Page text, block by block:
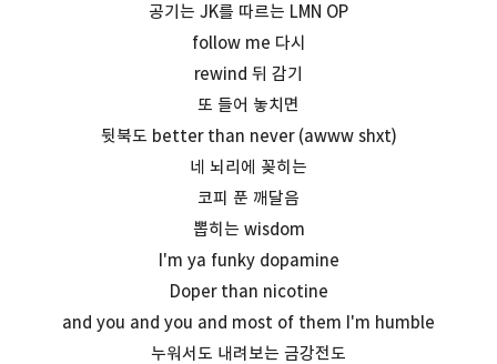
공기는 JK를 따르는 LMN OP
follow me 다시
rewind 뒤 감기
또 들어 놓치면
뒷북도 better than never (awww shxt)
네 뇌리에 꽂히는
코피 푼 깨달음
뽑히는 wisdom
I'm ya funky dopamine
Doper than nicotine
and you and you and most of them I'm humble
누워서도 내려보는 금강전도